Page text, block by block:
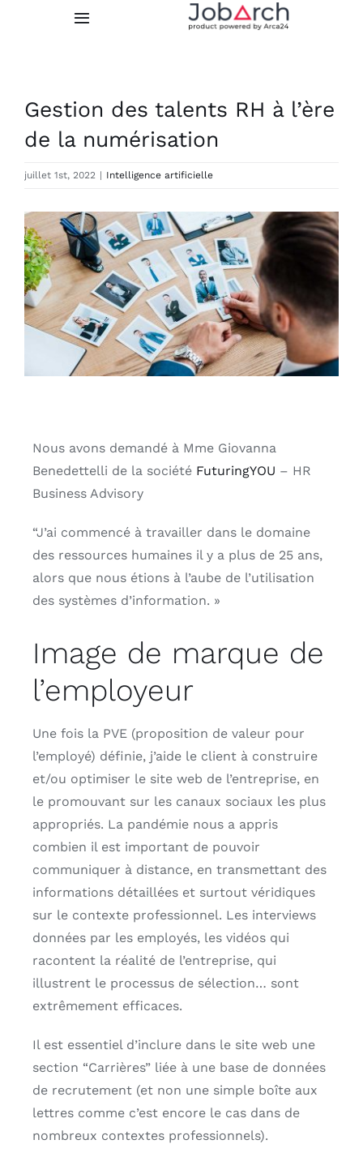
Toggle
Intégrations
À propos de nous
ESSAI GRATUIT
LOGIN
Français
Gestion des talents RH à l’ère
de la numérisation
juillet 1st, 2022 | Intelligence artificielle
View
Larger
Image
Nous avons demandé à Mme Giovanna
Benedettelli de la société FuturingYOU – HR
Business Advisory
“J’ai commencé à travailler dans le domaine
des ressources humaines il y a plus de 25 ans,
alors que nous étions à l’aube de l’utilisation
des systèmes d’information. »
Image de marque de
l’employeur
Une fois la PVE (proposition de valeur pour
l’employé) définie, j’aide le client à construire
et/ou optimiser le site web de l’entreprise, en
le promouvant sur les canaux sociaux les plus
appropriés. La pandémie nous a appris
combien il est important de pouvoir
communiquer à distance, en transmettant des
informations détaillées et surtout véridiques
sur le contexte professionnel. Les interviews
données par les employés, les vidéos qui
racontent la réalité de l’entreprise, qui
illustrent le processus de sélection… sont
extrêmement efficaces.
Il est essentiel d’inclure dans le site web une
section “Carrières” liée à une base de données
de recrutement (et non une simple boîte aux
lettres comme c’est encore le cas dans de
nombreux contextes professionnels).